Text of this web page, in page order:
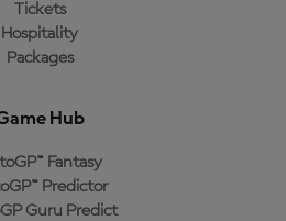
Tickets
Hospitality
Packages
Hub
Fantasy
Predictor
Guru Predict